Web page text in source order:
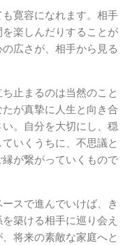
寛容になれます。相手
楽しんだりすることが
広さが、相手から見る
止まるのは当然のこと
が真摯に人生と向き合
。自分を大切にし、穏
いくうちに、不思議と
が繋がっていくもので
スで進んでいけば、き
築ける相手に巡り会え
将来の素敵な家庭へと